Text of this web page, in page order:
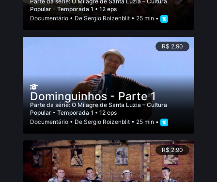
Popular - Temporada 1 • 12 eps
Documentário • De Sergio Roizenblit • 25 min •
R$ 2,90
Dominguinhos - Parte 1
Parte da série: O Milagre de Santa Luzia – Cultura
Popular - Temporada 1 • 12 eps
Documentário • De Sergio Roizenblit • 25 min •
R$ 2,90